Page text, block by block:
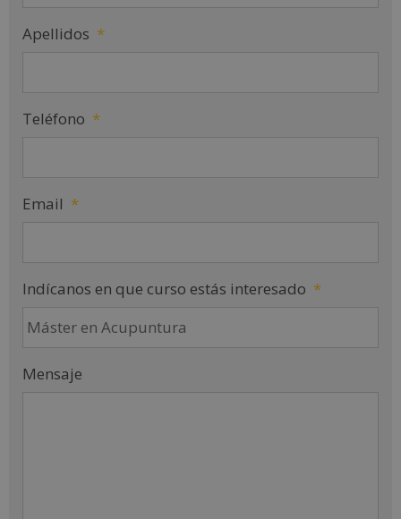
Apellidos *
Teléfono *
Email *
Indícanos en que curso estás interesado *
Mensaje